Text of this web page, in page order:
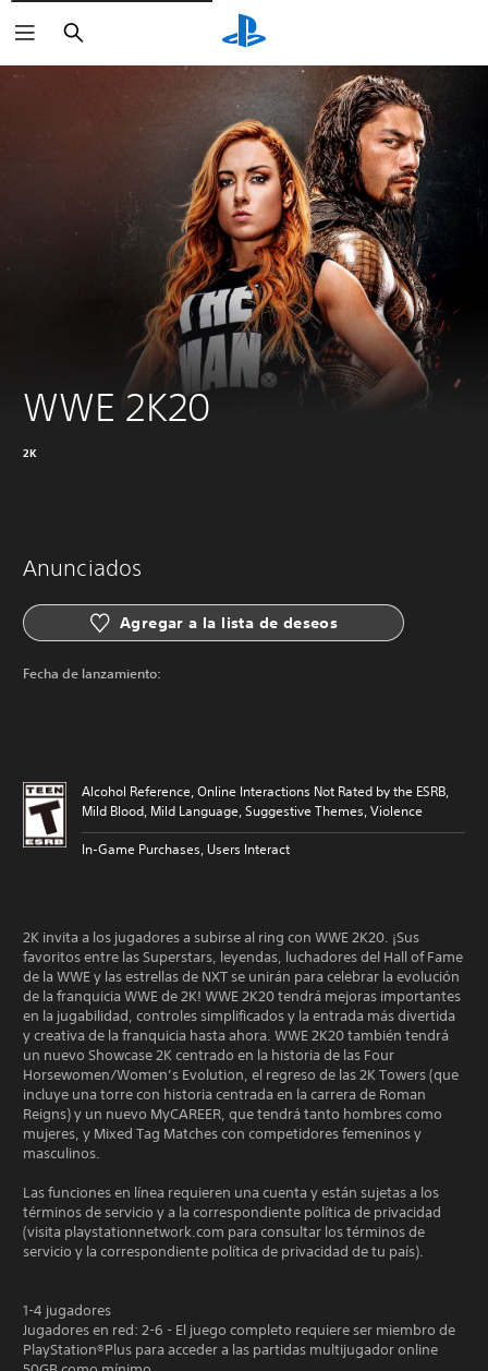
Buscar
WWE 2K20
2K
Anunciados
Agregar a la lista de deseos
Fecha de lanzamiento:
Alcohol Reference, Online Interactions Not Rated by the ESRB,
Mild Blood, Mild Language, Suggestive Themes, Violence
In-Game Purchases, Users Interact
2K invita a los jugadores a subirse al ring con WWE 2K20. ¡Sus
favoritos entre las Superstars, leyendas, luchadores del Hall of Fame
de la WWE y las estrellas de NXT se unirán para celebrar la evolución
de la franquicia WWE de 2K! WWE 2K20 tendrá mejoras importantes
en la jugabilidad, controles simplificados y la entrada más divertida
y creativa de la franquicia hasta ahora. WWE 2K20 también tendrá
un nuevo Showcase 2K centrado en la historia de las Four
Horsewomen/Women’s Evolution, el regreso de las 2K Towers (que
incluye una torre con historia centrada en la carrera de Roman
Reigns) y un nuevo MyCAREER, que tendrá tanto hombres como
mujeres, y Mixed Tag Matches con competidores femeninos y
masculinos.
Las funciones en línea requieren una cuenta y están sujetas a los
términos de servicio y a la correspondiente política de privacidad
(visita playstationnetwork.com para consultar los términos de
servicio y la correspondiente política de privacidad de tu país).
1-4 jugadores
Jugadores en red: 2-6 - El juego completo requiere ser miembro de
PlayStation®Plus para acceder a las partidas multijugador online